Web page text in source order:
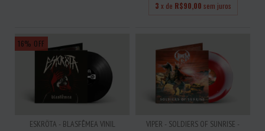
3 x de R$90,00 sem juros
16% OFF
ESKRÖTA - BLASFÊMEA VINIL
VIPER - SOLDIERS OF SUNRISE -